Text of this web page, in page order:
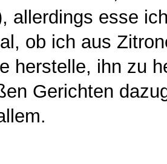
allerdings esse
ob ich aus
herstelle, ihn zu
Gerichten